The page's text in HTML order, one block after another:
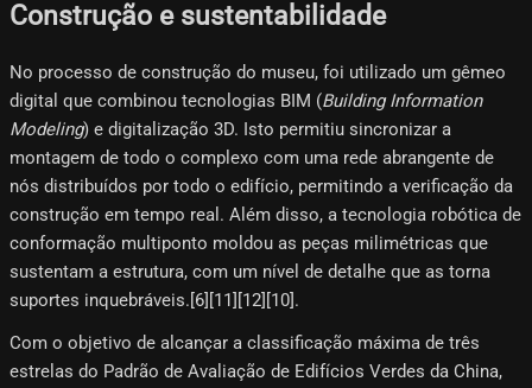
Construção e sustentabilidade
No processo de construção do museu, foi utilizado um gêmeo
digital que combinou tecnologias BIM (Building Information
Modeling) e digitalização 3D. Isto permitiu sincronizar a
montagem de todo o complexo com uma rede abrangente de
nós distribuídos por todo o edifício, permitindo a verificação da
construção em tempo real. Além disso, a tecnologia robótica de
conformação multiponto moldou as peças milimétricas que
sustentam a estrutura, com um nível de detalhe que as torna
suportes inquebráveis.[6]​[11][12][10]​.
Com o objetivo de alcançar a classificação máxima de três
estrelas do Padrão de Avaliação de Edifícios Verdes da China,